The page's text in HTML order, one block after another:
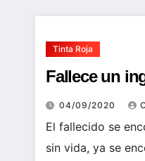
Tinta Roja
Fallece un
04/09/2020
El fallecido se
sin vida, ya se